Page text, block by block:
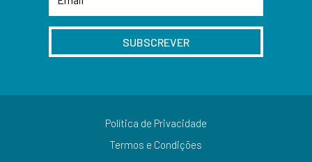
SUBSCREVER
Política de Privacidade
Termos e Condições